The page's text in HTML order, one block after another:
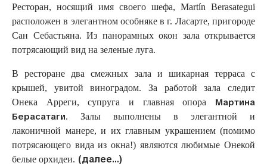
Ресторан, носящий имя своего шефа, Martín Berasategui
расположен в элегантном особняке в г. Ласарте, пригороде
Сан Себастьяна. Из панорамных окон зала открывается
потрясающий вид на зеленые луга.
В ресторане два смежных зала и шикарная терраса с
крышей, увитой виноградом. За работой зала следит
Онека Арреги, супруга и главная опора Мартина
Берасатаги. Залы выполнены в элегантной и
лаконичной манере, и их главным украшением (помимо
потрясающего вида из окна!) являются любимые Онекой
белые орхидеи. (далее…)